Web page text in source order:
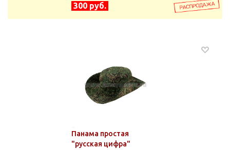
300 руб.
Панама простая
"русская цифра"